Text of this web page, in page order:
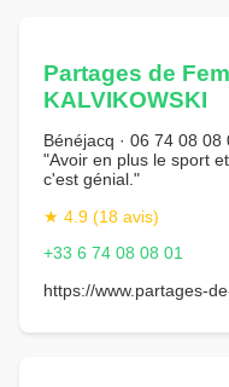
Partages de
KALVIKOWSKI
Bénéjacq · 06 74 08
"Avoir en plus le sport
c'est génial."
★ 4.9 (18 avis)
+33 6 74 08 08 01
https://www.partages-